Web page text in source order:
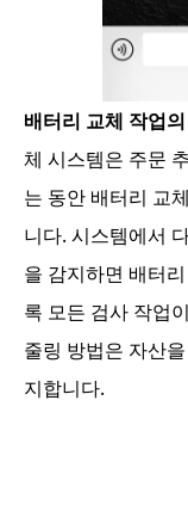
배터리 교체 작업
체 시스템은 주문
는 동안 배터리 교
니다. 시스템에서
을 감지하면 배터
록 모든 검사 작업
줄링 방법은 자산
지합니다.